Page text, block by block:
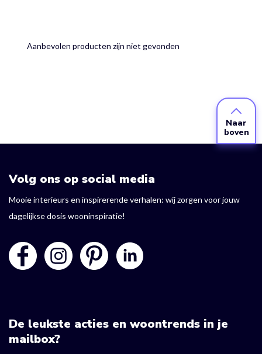
Aanbevolen producten zijn niet gevonden
Naar
boven
Volg ons op social media
Mooie interieurs en inspirerende verhalen: wij zorgen voor jouw
dagelijkse dosis wooninspiratie!
De leukste acties en woontrends in je
mailbox?